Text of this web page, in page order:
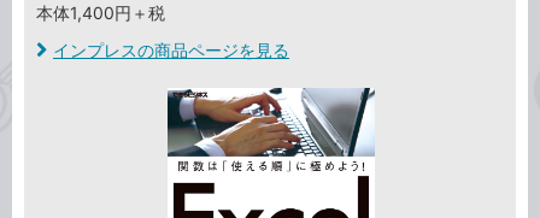
本体1,400円＋税
インプレスの商品ページを見る